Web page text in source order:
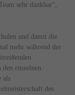
sehr dankbar“,
und damit die
mehr während der
einzelnen
als
des